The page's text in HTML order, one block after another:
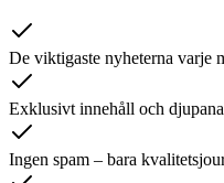
De viktigaste nyheterna varje
Exklusivt innehåll och
Ingen spam – bara